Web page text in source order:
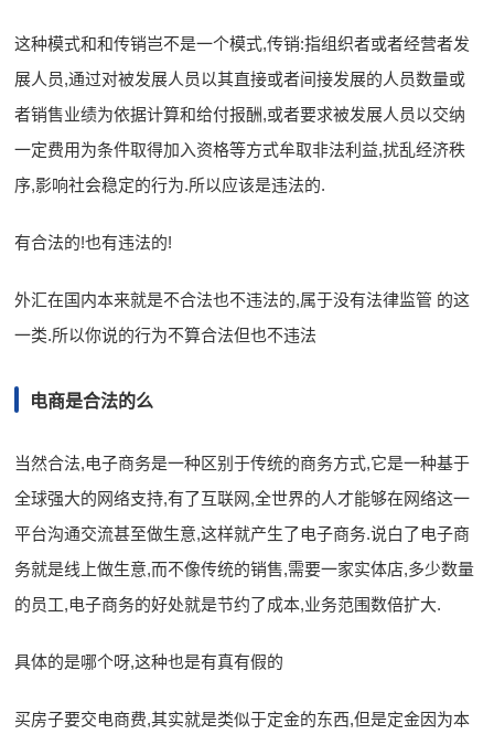
这种模式和和传销岂不是一个模式,传销:指组织者或者经营者发
展人员,通过对被发展人员以其直接或者间接发展的人员数量或
者销售业绩为依据计算和给付报酬,或者要求被发展人员以交纳
一定费用为条件取得加入资格等方式牟取非法利益,扰乱经济秩
序,影响社会稳定的行为.所以应该是违法的.
有合法的!也有违法的!
外汇在国内本来就是不合法也不违法的,属于没有法律监管 的这
一类.所以你说的行为不算合法但也不违法
电商是合法的么
当然合法,电子商务是一种区别于传统的商务方式,它是一种基于
全球强大的网络支持,有了互联网,全世界的人才能够在网络这一
平台沟通交流甚至做生意,这样就产生了电子商务.说白了电子商
务就是线上做生意,而不像传统的销售,需要一家实体店,多少数量
的员工,电子商务的好处就是节约了成本,业务范围数倍扩大.
具体的是哪个呀,这种也是有真有假的
买房子要交电商费,其实就是类似于定金的东西,但是定金因为本